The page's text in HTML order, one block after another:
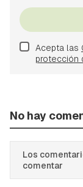
Acepta las
protección
No hay
Los
comentar